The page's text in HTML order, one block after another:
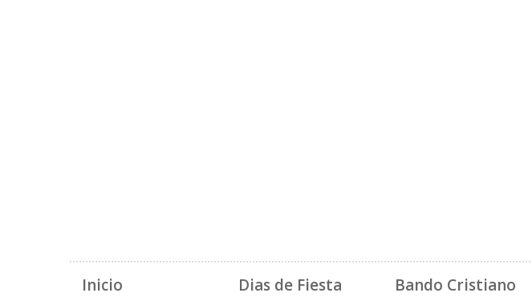
Inicio Dias de Fiesta Bando Cristiano